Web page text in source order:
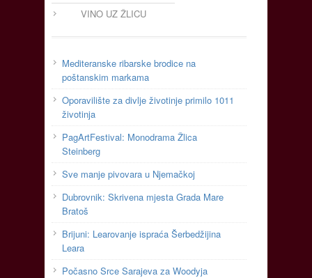
VINO UZ ŽLICU
Mediteranske ribarske brodice na
poštanskim markama
Oporavilište za divlje životinje primilo 1011
životinja
PagArtFestival: Monodrama Žlica
Steinberg
Sve manje pivovara u Njemačkoj
Dubrovnik: Skrivena mjesta Grada Mare
Bratoš
Brijuni: Learovanje ispraća Šerbedžijina
Leara
Počasno Srce Sarajeva za Woodyja